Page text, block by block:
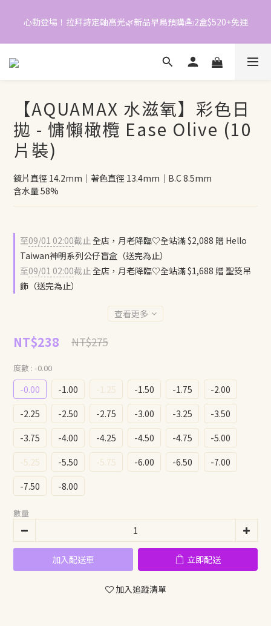
📱加入官方LINE｜領$50折價券
5
4
3
0
📱加入官方LINE｜領$50折價券
【AQUAMAX 水滋氧】彩色日
拋 - 慵懶橄欖 Ease Olive (10
片裝)
鏡片直徑 14.2mm｜著色直徑 13.4mm｜B.C 8.5mm
含水量 58%
至09/01 02:00截止全店，月老降臨♡全站滿 $2,088 贈 Hello
Taiwan神明系列公仔盲盒（送完為止）
至09/01 02:00截止全店，月老降臨♡全站滿 $1,688 贈 聖筊吊
飾（送完為止）
查看更多
NT$238 NT$275
度數 : -0.00
-0.00 -1.00 -1.25 -1.50 -1.75
-2.00
-2.25
-2.50 -2.75 -3.00 -3.25
-3.50
-3.75
-4.00 -4.25 -4.50 -4.75
-5.00
-5.25
-5.50 -5.75 -6.00 -6.50
-7.00
-7.50
-8.00
數量
加入配送車 立即配送
加入追蹤清單